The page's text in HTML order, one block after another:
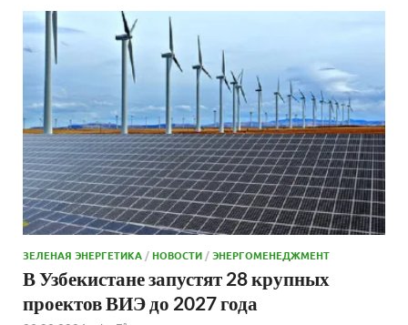
ЗЕЛЕНАЯ ЭНЕРГЕТИКА /НОВОСТИ /ЭНЕРГОМЕНЕДЖМЕНТ
В Узбекистане запустят 28 крупных
проектов ВИЭ до 2027 года